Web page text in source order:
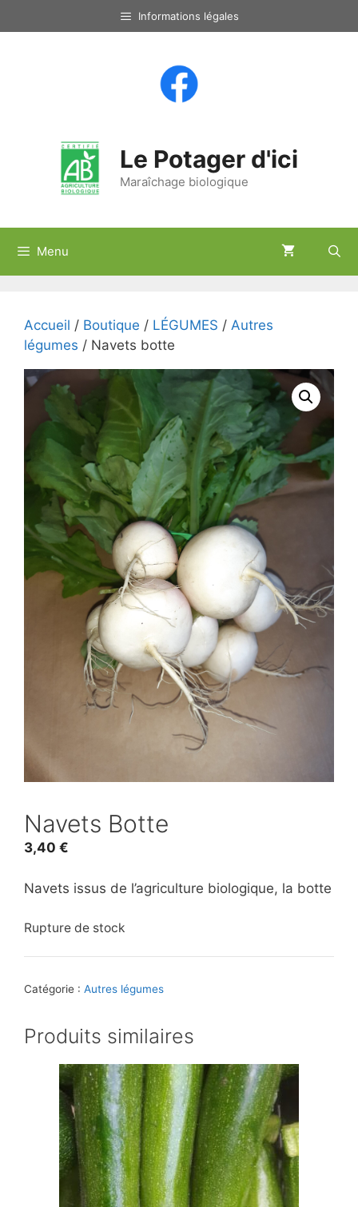
au
Informations légales
Le Potager d'ici
Maraîchage biologique
Menu
Accueil / Boutique / LÉGUMES / Autres
légumes / Navets botte
Navets Botte
3,40 €
Navets issus de l’agriculture biologique, la botte
Rupture de stock
Catégorie : Autres légumes
Produits similaires